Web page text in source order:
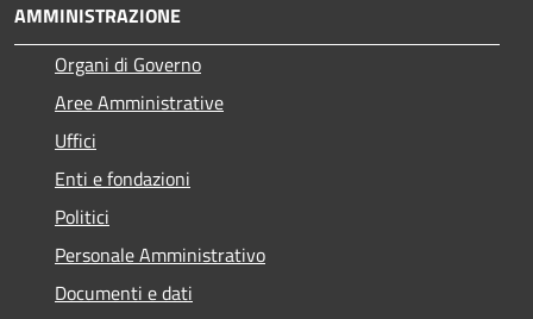
AMMINISTRAZIONE
Organi di Governo
Aree Amministrative
Uffici
Enti e fondazioni
Politici
Personale Amministrativo
Documenti e dati